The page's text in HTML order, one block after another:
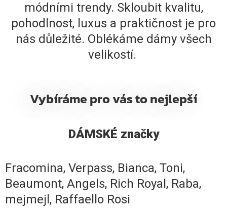
módními trendy. Skloubit kvalitu,
pohodlnost, luxus a praktičnost je pro
nás důležité. Oblékáme dámy všech
velikostí.
Vybíráme pro vás to nejlepší
DÁMSKÉ značky
Fracomina, Verpass, Bianca, Toni,
Beaumont, Angels, Rich Royal, Raba,
mejmejl, Raffaello Rosi